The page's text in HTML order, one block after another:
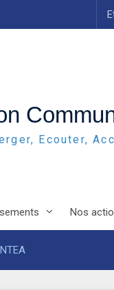
Ecouter,
Nos